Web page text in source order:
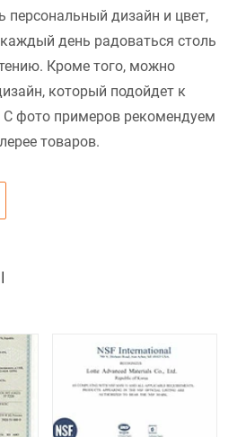
персональный дизайн и цвет,
день радоваться столь
Кроме того, можно
который подойдет к
С фото примеров рекомендуем
товаров.